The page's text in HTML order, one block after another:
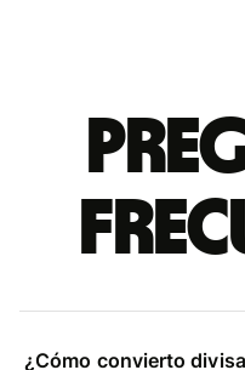
¿Cómo convierto